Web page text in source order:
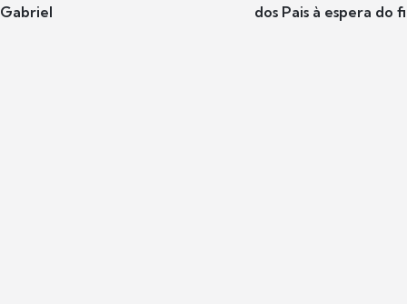
Gabriel
dos Pais à espera do